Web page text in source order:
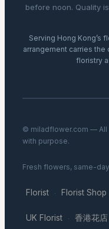
before noon. Quality
Serving Hong Kong’s
arrangement carries the
floristry
© miladflower.com — All
with purpose.
Fresh flowers, same-
Florist · Florist Shop
UK Florist · 香港花店